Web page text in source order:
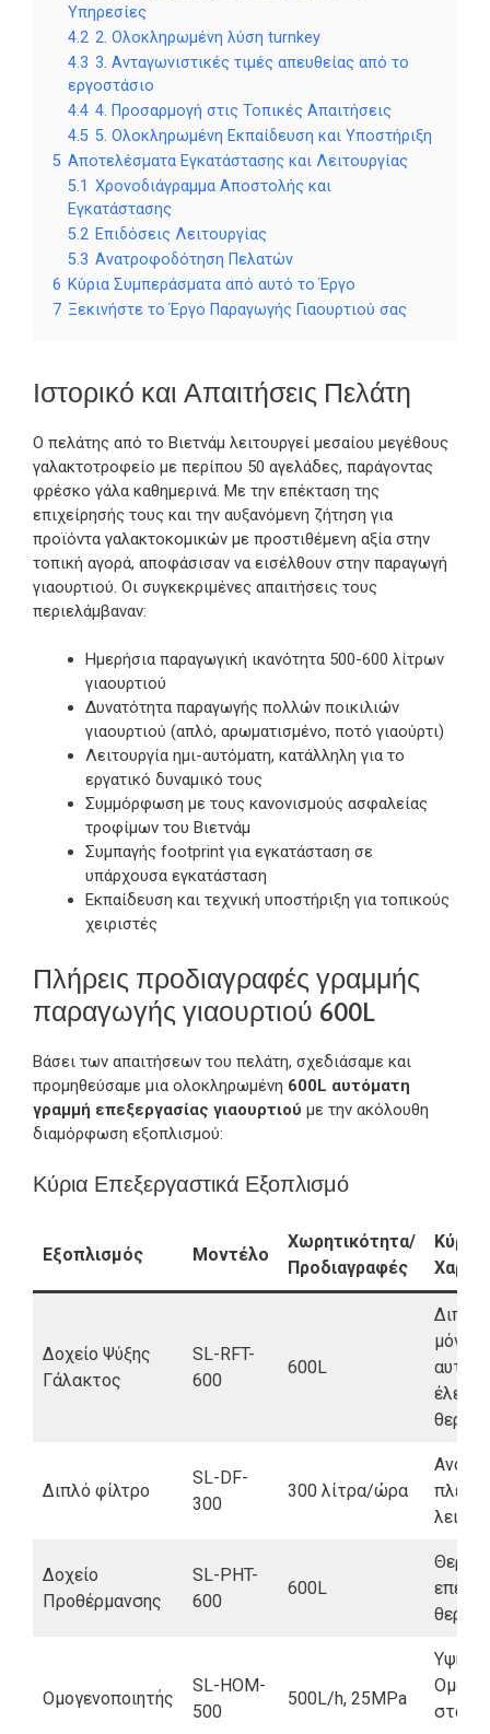
Υπηρεσίες
4.2 2. Ολοκληρωμένη λύση turnkey
4.3 3. Ανταγωνιστικές τιμές απευθείας από το
εργοστάσιο
4.4 4. Προσαρμογή στις Τοπικές Απαιτήσεις
4.5 5. Ολοκληρωμένη Εκπαίδευση και Υποστήριξη
5 Αποτελέσματα Εγκατάστασης και Λειτουργίας
5.1 Χρονοδιάγραμμα Αποστολής και
Εγκατάστασης
5.2 Επιδόσεις Λειτουργίας
5.3 Ανατροφοδότηση Πελατών
6 Κύρια Συμπεράσματα από αυτό το Έργο
7 Ξεκινήστε το Έργο Παραγωγής Γιαουρτιού σας
Ιστορικό και Απαιτήσεις Πελάτη
Ο πελάτης από το Βιετνάμ λειτουργεί μεσαίου μεγέθους
γαλακτοτροφείο με περίπου 50 αγελάδες, παράγοντας
φρέσκο γάλα καθημερινά. Με την επέκταση της
επιχείρησής τους και την αυξανόμενη ζήτηση για
προϊόντα γαλακτοκομικών με προστιθέμενη αξία στην
τοπική αγορά, αποφάσισαν να εισέλθουν στην παραγωγή
γιαουρτιού. Οι συγκεκριμένες απαιτήσεις τους
περιελάμβαναν:
Ημερήσια παραγωγική ικανότητα 500-600 λίτρων
γιαουρτιού
Δυνατότητα παραγωγής πολλών ποικιλιών
γιαουρτιού (απλό, αρωματισμένο, ποτό γιαούρτι)
Λειτουργία ημι-αυτόματη, κατάλληλη για το
εργατικό δυναμικό τους
Συμμόρφωση με τους κανονισμούς ασφαλείας
τροφίμων του Βιετνάμ
Συμπαγής footprint για εγκατάσταση σε
υπάρχουσα εγκατάσταση
Εκπαίδευση και τεχνική υποστήριξη για τοπικούς
χειριστές
Πλήρεις προδιαγραφές γραμμής
παραγωγής γιαουρτιού 600L
Βάσει των απαιτήσεων του πελάτη, σχεδιάσαμε και
προμηθεύσαμε μια ολοκληρωμένη 600L αυτόματη
γραμμή επεξεργασίας γιαουρτιού με την ακόλουθη
διαμόρφωση εξοπλισμού:
Κύρια Επεξεργαστικά Εξοπλισμό
Εξοπλισμός Μοντέλο
Χωρητικότητα/
Προδιαγραφές
Κύρια
Δοχείο Ψύξης
Γάλακτος
SL-RFT-
600
600L
Διπλό
έλεγχο
Διπλό φίλτρο
SL-DF-
300
300 λίτρα/ώρα
Δοχείο
Προθέρμανσης
SL-PHT-
600
600L
Ομογενοποιητής
SL-HOM-
500
500L/h, 25MPa